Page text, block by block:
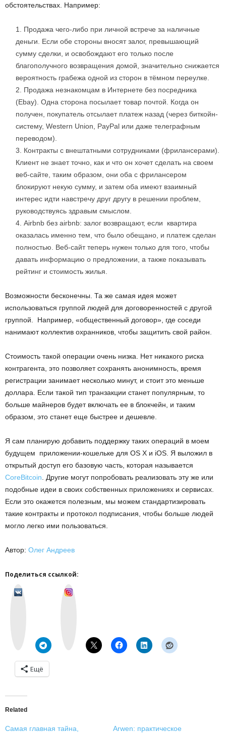
обстоятельствах. Например:
Продажа чего-либо при личной встрече за наличные
деньги. Если обе стороны вносят залог, превышающий
сумму сделки, и освобождают его только после
благополучного возвращения домой, значительно снижается
вероятность грабежа одной из сторон в тёмном переулке.
Продажа незнакомцам в Интернете без посредника
(Ebay). Одна сторона посылает товар почтой. Когда он
получен, покупатель отсылает платеж назад (через биткойн-
систему, Western Union, PayPal или даже телеграфным
переводом).
Контракты с внештатными сотрудниками (фрилансерами).
Клиент не знает точно, как и что он хочет сделать на своем
веб-сайте, таким образом, они оба с фрилансером
блокируют некую сумму, и затем оба имеют взаимный
интерес идти навстречу друг другу в решении проблем,
руководствуясь здравым смыслом.
Airbnb без airbnb: залог возвращают, если квартира
оказалась именно тем, что было обещано, и платеж сделан
полностью. Веб-сайт теперь нужен только для того, чтобы
давать информацию о предложении, а также показывать
рейтинг и стоимость жилья.
Возможности бесконечны. Та же самая идея может
использоваться группой людей для договоренностей с другой
группой. Например, «общественный договор», где соседи
нанимают коллектив охранников, чтобы защитить свой район.
Стоимость такой операции очень низка. Нет никакого риска
контрагента, это позволяет сохранять анонимность, время
регистрации занимает несколько минут, и стоит это меньше
доллара. Если такой тип транзакции станет популярным, то
больше майнеров будет включать ее в блокчейн, и таким
образом, это станет еще быстрее и дешевле.
Я сам планирую добавить поддержку таких операций в моем
будущем приложении-кошельке для OS X и iOS. Я выложил в
открытый доступ его базовую часть, которая называется
CoreBitcoin . Другие могут попробовать реализовать эту же или
подобные идеи в своих собственных приложениях и сервисах.
Если это окажется полезным, мы можем стандартизировать
такие контракты и протокол подписания, чтобы больше людей
могло легко ими пользоваться.
Автор: Олег Андреев
Поделиться ссылкой:
Ещё
Related
Самая главная тайна,
Arwen: практическое